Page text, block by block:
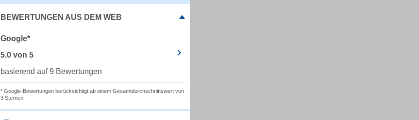
BEWERTUNGEN AUS DEM WEB
Google*
5.0 von 5
basierend auf 9 Bewertungen
* Google-Bewertungen berücksichtigt ab einem Gesamtdurchschnittswert von
3 Sternen